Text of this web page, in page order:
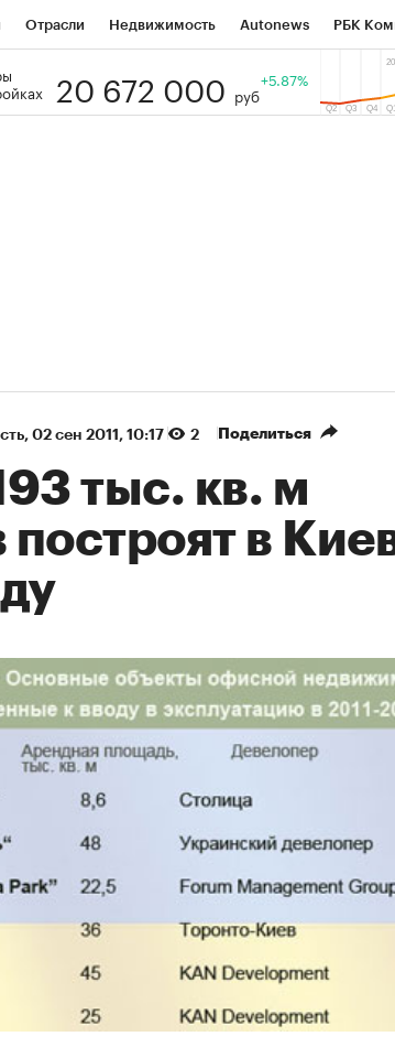
Отрасли Недвижимость Autonews РБК
Тренды
20 672 000 руб
+5.87%
⁠, 02 сен 2011, 10:17 2 Поделиться
тыс. кв. м
в